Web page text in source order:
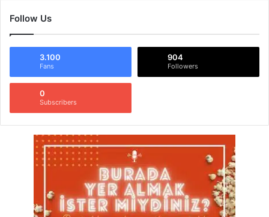
Follow Us
3.100
Fans
904
Followers
0
Subscribers